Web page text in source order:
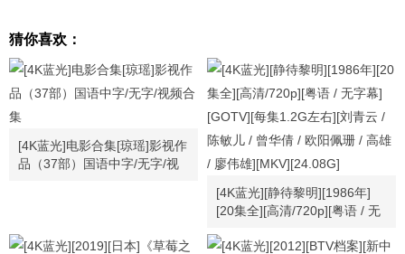
猜你喜欢：
[4K蓝光]电影合集[琼瑶]影视作
品（37部）国语中字/无字/视
[4K蓝光][静待黎明][1986年]
[20集全][高清/720p][粤语 / 无
[刘青云 / 陈敏儿 / 曾华倩 / 欧